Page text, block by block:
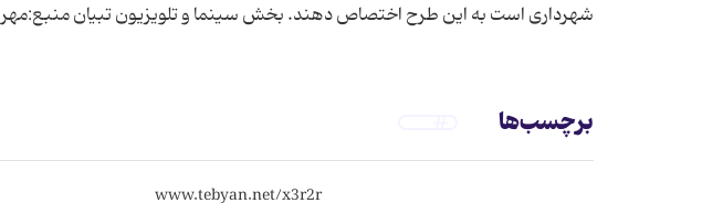
شهرداری است به این طرح اختصاص دهند. بخش سینما و تلویزیون تبیان منبع:مهر
برچسب‌ها